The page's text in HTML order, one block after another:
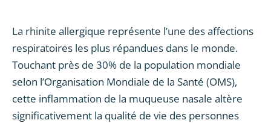
La rhinite allergique représente l’une des affections
respiratoires les plus répandues dans le monde.
Touchant près de 30% de la population mondiale
selon l’Organisation Mondiale de la Santé (OMS),
cette inflammation de la muqueuse nasale altère
significativement la qualité de vie des personnes